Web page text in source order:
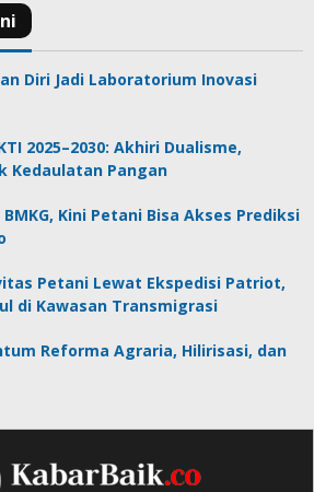
Diri Jadi Laboratorium Inovasi
2025–2030: Akhiri Dualisme,
Kedaulatan Pangan
Kini Petani Bisa Akses Prediksi
Petani Lewat Ekspedisi Patriot,
di Kawasan Transmigrasi
Reforma Agraria, Hilirisasi, dan